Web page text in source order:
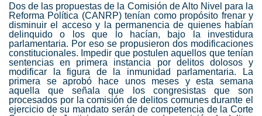
Dos de las propuestas de la Comisión de Alto Nivel para la
Reforma Política (CANRP) tenían como propósito frenar y
disminuir el acceso y la permanencia de quienes habían
delinquido o los que lo hacían, bajo la investidura
parlamentaria. Por eso se propusieron dos modificaciones
constitucionales. Impedir que postulen aquellos que tenían
sentencias en primera instancia por delitos dolosos y
modificar la figura de la inmunidad parlamentaria. La
primera se aprobó hace unos meses y esta semana
aquella que señala que los congresistas que son
procesados por la comisión de delitos comunes durante el
ejercicio de su mandato serán de competencia de la Corte